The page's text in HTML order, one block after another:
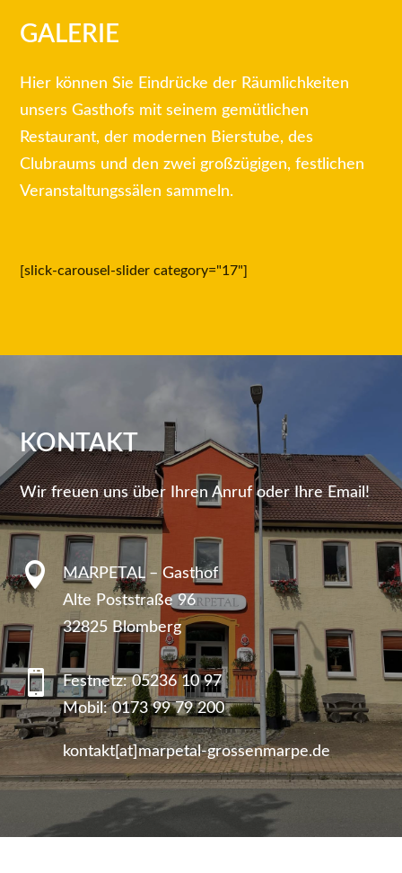
GALERIE
Hier können Sie Eindrücke der Räumlichkeiten
unsers Gasthofs mit seinem gemütlichen
Restaurant, der modernen Bierstube, des
Clubraums und den zwei großzügigen, festlichen
Veranstaltungssälen sammeln.
[slick-carousel-slider category="17"]
KONTAKT
Wir freuen uns über Ihren Anruf oder Ihre Email!

MARPETAL – Gasthof
Alte Poststraße 96
32825 Blomberg
 Festnetz:05236 10 97
Mobil:0173 99 79 200
kontakt[at]marpetal-grossenmarpe.de